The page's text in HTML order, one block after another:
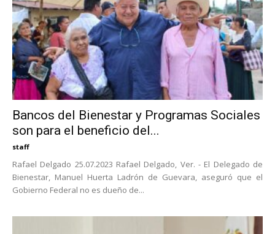
Bancos del Bienestar y Programas Sociales
son para el beneficio del...
staff
Rafael Delgado 25.07.2023 Rafael Delgado, Ver. - El Delegado de
Bienestar, Manuel Huerta Ladrón de Guevara, aseguró que el
Gobierno Federal no es dueño de...